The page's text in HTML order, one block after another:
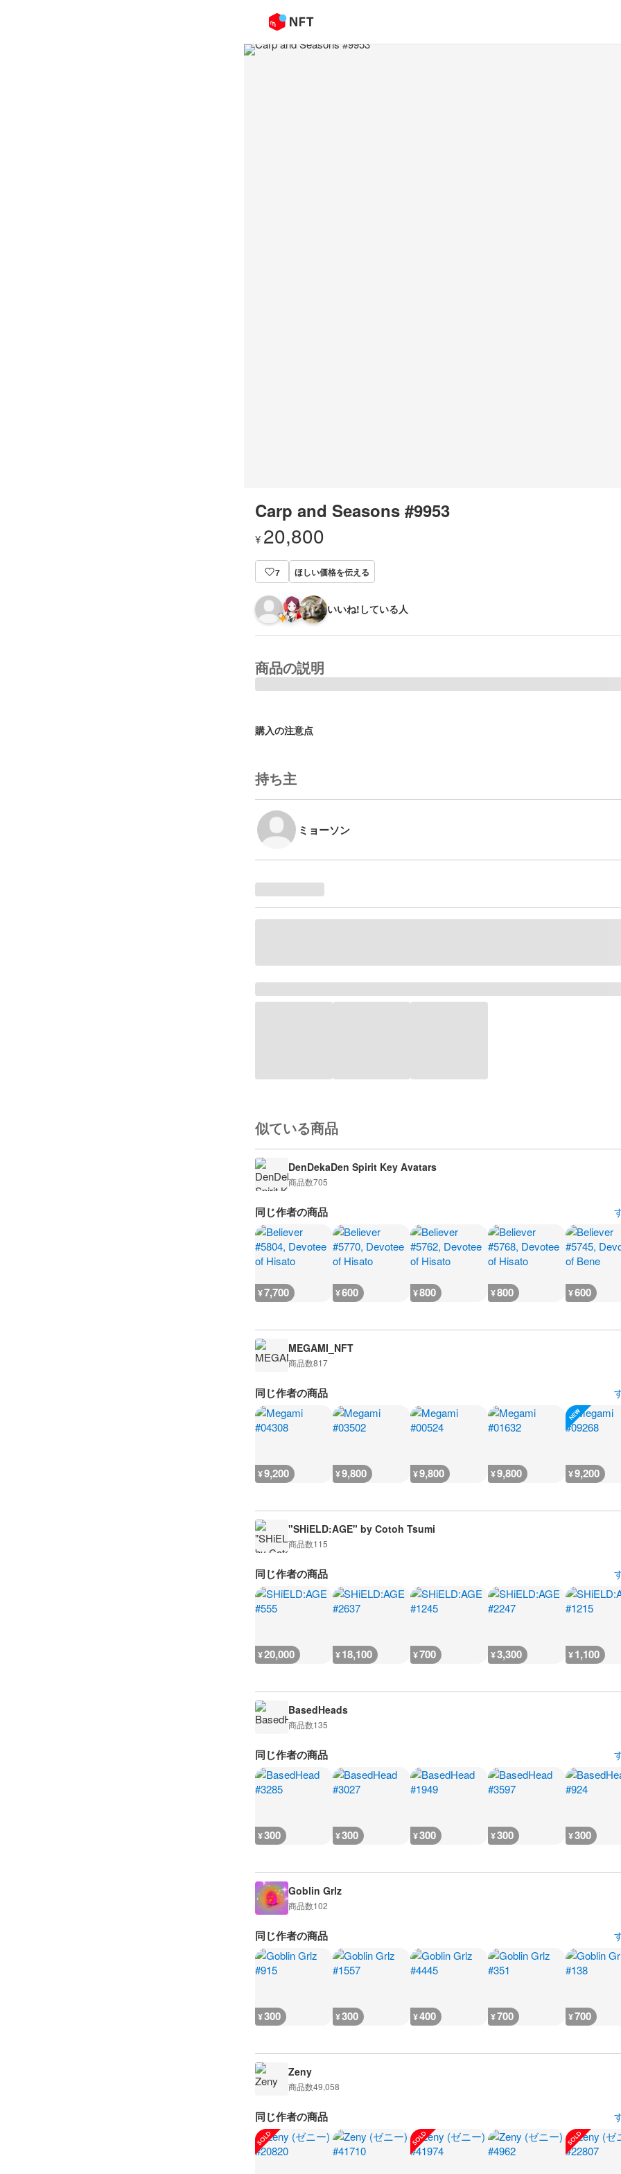
Carp and Seasons #9953
¥ 20,800
7 ほしい価格を伝える
いいね!している人
商品の説明
購入の注意点
持ち主
ミョーソン
似ている商品
DenDekaDen Spirit Key Avatars
商品数705
同じ作者の商品
¥7,700 ¥600 ¥800 ¥800 ¥600
MEGAMI_NFT
商品数817
同じ作者の商品
¥9,200 ¥9,800 ¥9,800 ¥9,800 ¥9,200
"SHiELD:AGE" by Cotoh Tsumi
商品数115
同じ作者の商品
¥20,000 ¥18,100 ¥700 ¥3,300 ¥1,100
BasedHeads
商品数135
同じ作者の商品
¥300 ¥300 ¥300 ¥300 ¥300
Goblin Grlz
商品数102
同じ作者の商品
¥300 ¥300 ¥400 ¥700 ¥700
Zeny
商品数49,058
同じ作者の商品